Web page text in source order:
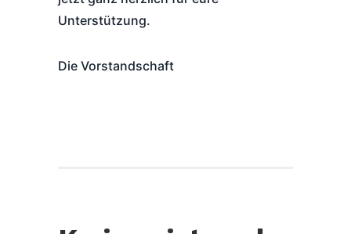
Unterstützung.
Die Vorstandschaft